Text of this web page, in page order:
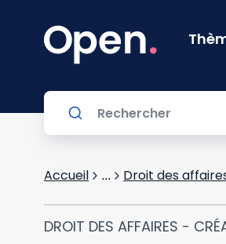
Accueil ... Droit des
DROIT DES AFFAIRES -